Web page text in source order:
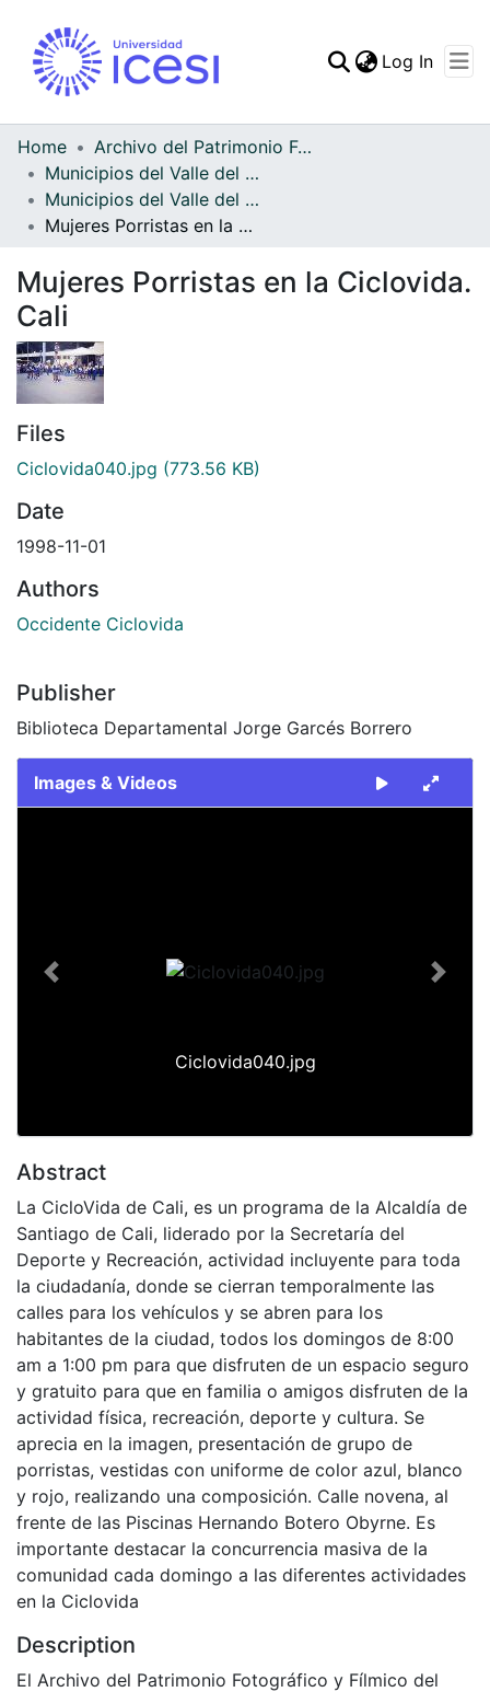
Log In
Home
Archivo del Patrimonio Fotográfico y Fílmico del Valle del Cauca
Municipios del Valle del Cauca
Municipios del Valle del Cauca
Mujeres Porristas en la Ciclovida. Cali
Mujeres Porristas en la Ciclovida.
Cali
Files
Ciclovida040.jpg (773.56 KB)
Date
1998-11-01
Authors
Occidente Ciclovida
Publisher
Biblioteca Departamental Jorge Garcés Borrero
Images & Videos
Ciclovida040.jpg
Previous Next
Abstract
La CicloVida de Cali, es un programa de la Alcaldía de
Santiago de Cali, liderado por la Secretaría del
Deporte y Recreación, actividad incluyente para toda
la ciudadanía, donde se cierran temporalmente las
calles para los vehículos y se abren para los
habitantes de la ciudad, todos los domingos de 8:00
am a 1:00 pm para que disfruten de un espacio seguro
y gratuito para que en familia o amigos disfruten de la
actividad física, recreación, deporte y cultura. Se
aprecia en la imagen, presentación de grupo de
porristas, vestidas con uniforme de color azul, blanco
y rojo, realizando una composición. Calle novena, al
frente de las Piscinas Hernando Botero Obyrne. Es
importante destacar la concurrencia masiva de la
comunidad cada domingo a las diferentes actividades
en la Ciclovida
Description
El Archivo del Patrimonio Fotográfico y Fílmico del